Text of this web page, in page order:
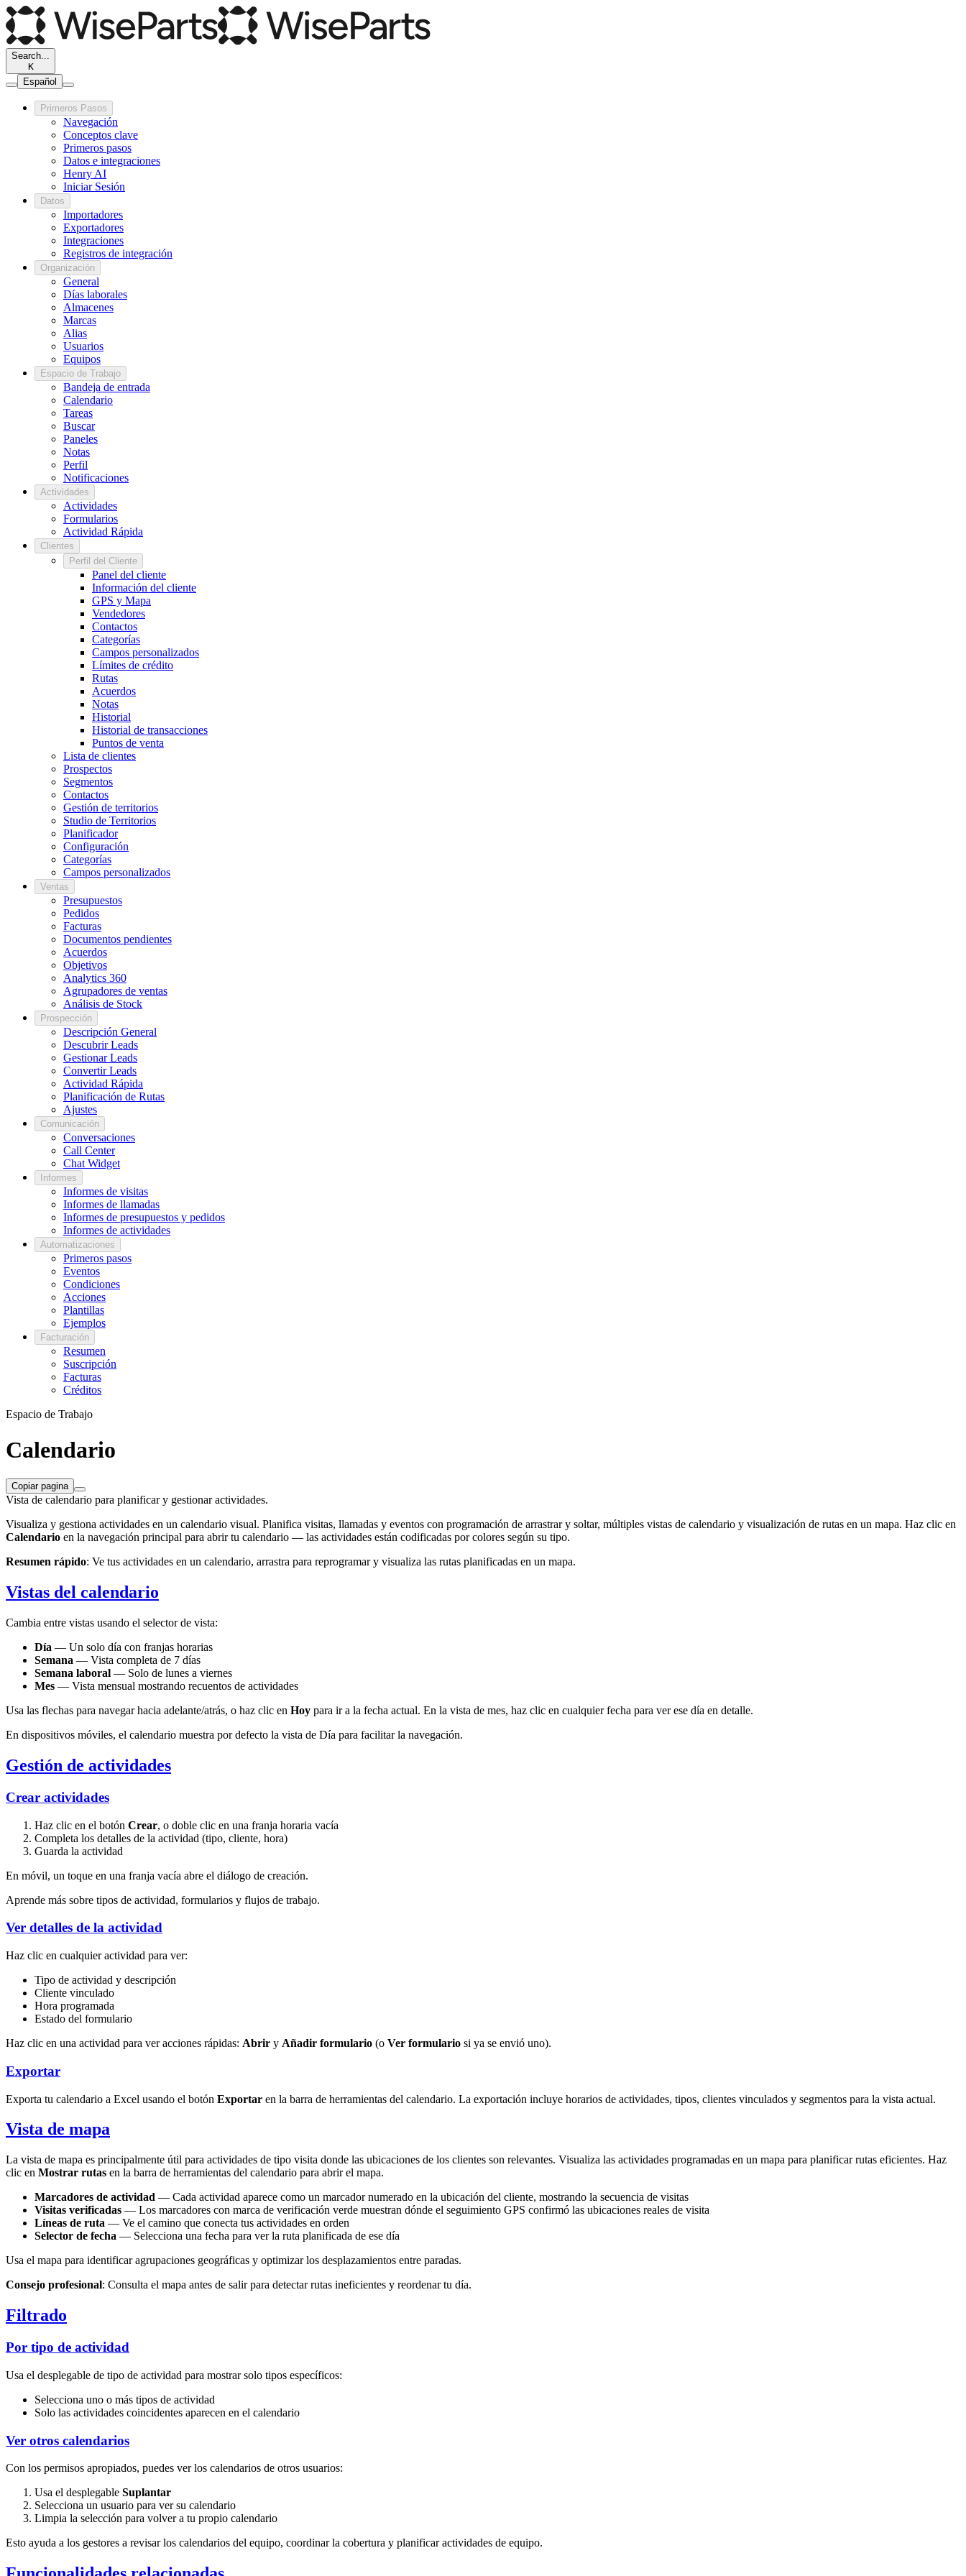
Search...
K
Español
Primeros Pasos
Navegación
Conceptos clave
Primeros pasos
Datos e integraciones
Henry AI
Iniciar Sesión
Datos
Importadores
Exportadores
Integraciones
Registros de integración
Organización
General
Días laborales
Almacenes
Marcas
Alias
Usuarios
Equipos
Espacio de Trabajo
Bandeja de entrada
Calendario
Tareas
Buscar
Paneles
Notas
Perfil
Notificaciones
Actividades
Actividades
Formularios
Actividad Rápida
Clientes
Perfil del Cliente
Panel del cliente
Información del cliente
GPS y Mapa
Vendedores
Contactos
Categorías
Campos personalizados
Límites de crédito
Rutas
Acuerdos
Notas
Historial
Historial de transacciones
Puntos de venta
Lista de clientes
Prospectos
Segmentos
Contactos
Gestión de territorios
Studio de Territorios
Planificador
Configuración
Categorías
Campos personalizados
Ventas
Presupuestos
Pedidos
Facturas
Documentos pendientes
Acuerdos
Objetivos
Analytics 360
Agrupadores de ventas
Análisis de Stock
Prospección
Descripción General
Descubrir Leads
Gestionar Leads
Convertir Leads
Actividad Rápida
Planificación de Rutas
Ajustes
Comunicación
Conversaciones
Call Center
Chat Widget
Informes
Informes de visitas
Informes de llamadas
Informes de presupuestos y pedidos
Informes de actividades
Automatizaciones
Primeros pasos
Eventos
Condiciones
Acciones
Plantillas
Ejemplos
Facturación
Resumen
Suscripción
Facturas
Créditos
Espacio de Trabajo
Calendario
Copiar pagina
Vista de calendario para planificar y gestionar actividades.
Visualiza y gestiona actividades en un calendario visual. Planifica visitas, llamadas y eventos con programación de arrastrar y soltar, múltiples vistas de calendario y visualización de rutas en un mapa. Haz clic en
Calendario en la navegación principal para abrir tu calendario — las actividades están codificadas por colores según su tipo.
Resumen rápido: Ve tus actividades en un calendario, arrastra para reprogramar y visualiza las rutas planificadas en un mapa.
Vistas del calendario
Cambia entre vistas usando el selector de vista:
Día — Un solo día con franjas horarias
Semana — Vista completa de 7 días
Semana laboral — Solo de lunes a viernes
Mes — Vista mensual mostrando recuentos de actividades
Usa las flechas para navegar hacia adelante/atrás, o haz clic en Hoy para ir a la fecha actual. En la vista de mes, haz clic en cualquier fecha para ver ese día en detalle.
En dispositivos móviles, el calendario muestra por defecto la vista de Día para facilitar la navegación.
Gestión de actividades
Crear actividades
Haz clic en el botón Crear, o doble clic en una franja horaria vacía
Completa los detalles de la actividad (tipo, cliente, hora)
Guarda la actividad
En móvil, un toque en una franja vacía abre el diálogo de creación.
Aprende más sobre tipos de actividad, formularios y flujos de trabajo.
Ver detalles de la actividad
Haz clic en cualquier actividad para ver:
Tipo de actividad y descripción
Cliente vinculado
Hora programada
Estado del formulario
Haz clic en una actividad para ver acciones rápidas: Abrir y Añadir formulario (o Ver formulario si ya se envió uno).
Exportar
Exporta tu calendario a Excel usando el botón Exportar en la barra de herramientas del calendario. La exportación incluye horarios de actividades, tipos, clientes vinculados y segmentos para la vista actual.
Vista de mapa
La vista de mapa es principalmente útil para actividades de tipo visita donde las ubicaciones de los clientes son relevantes. Visualiza las actividades programadas en un mapa para planificar rutas eficientes. Haz
clic en Mostrar rutas en la barra de herramientas del calendario para abrir el mapa.
Marcadores de actividad — Cada actividad aparece como un marcador numerado en la ubicación del cliente, mostrando la secuencia de visitas
Visitas verificadas — Los marcadores con marca de verificación verde muestran dónde el seguimiento GPS confirmó las ubicaciones reales de visita
Líneas de ruta — Ve el camino que conecta tus actividades en orden
Selector de fecha — Selecciona una fecha para ver la ruta planificada de ese día
Usa el mapa para identificar agrupaciones geográficas y optimizar los desplazamientos entre paradas.
Consejo profesional: Consulta el mapa antes de salir para detectar rutas ineficientes y reordenar tu día.
Filtrado
Por tipo de actividad
Usa el desplegable de tipo de actividad para mostrar solo tipos específicos:
Selecciona uno o más tipos de actividad
Solo las actividades coincidentes aparecen en el calendario
Ver otros calendarios
Con los permisos apropiados, puedes ver los calendarios de otros usuarios:
Usa el desplegable Suplantar
Selecciona un usuario para ver su calendario
Limpia la selección para volver a tu propio calendario
Esto ayuda a los gestores a revisar los calendarios del equipo, coordinar la cobertura y planificar actividades de equipo.